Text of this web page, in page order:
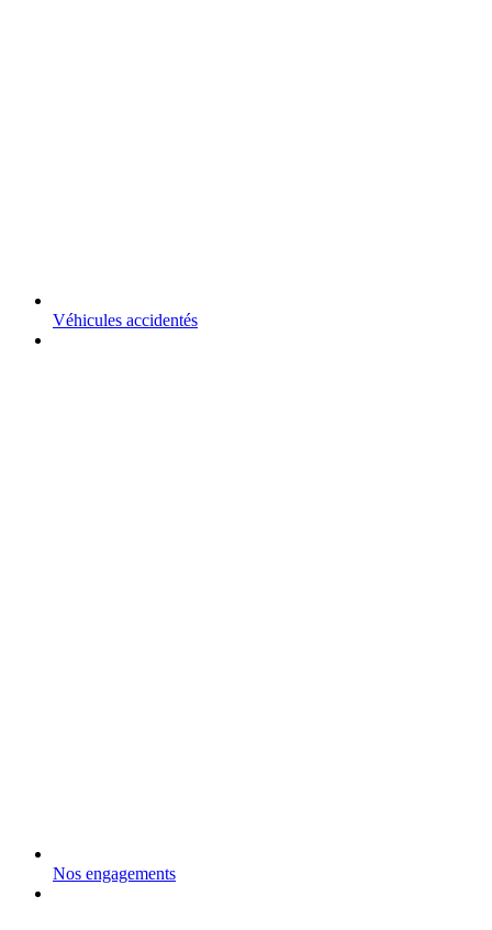
Véhicules accidentés
Nos engagements